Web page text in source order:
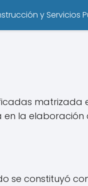
y Servicios
la
se constituyó